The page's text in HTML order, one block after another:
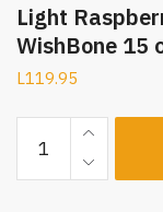
Light
WishBone 15
L119.95
Raspberry
Walnut